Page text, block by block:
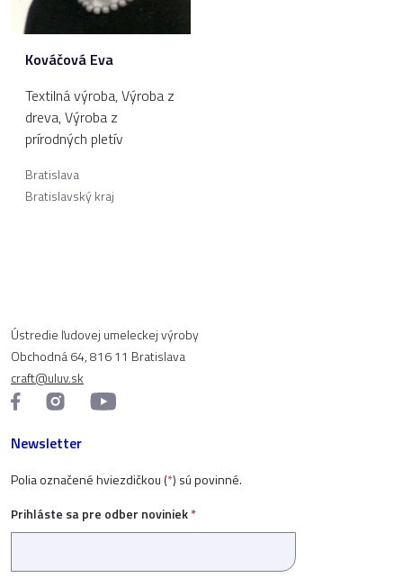
Kováčová Eva
Textilná výroba,Výroba z
dreva,Výroba z
prírodných pletív
Bratislava
Bratislavský kraj
Ústredie ľudovej umeleckej výroby
Obchodná 64, 816 11 Bratislava
craft@uluv.sk
Newsletter
Polia označené hviezdičkou (*) sú povinné.
Prihláste sa pre odber noviniek*